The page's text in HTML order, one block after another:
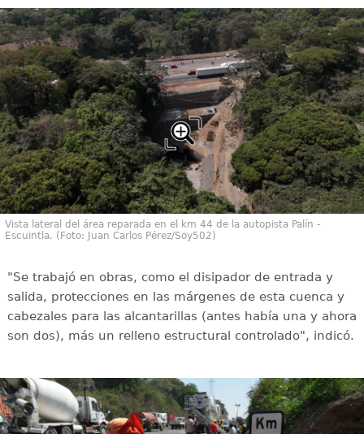
Vista lateral del área reparada en el km 44 de la autopista Palín -
Escuintla. (Foto: Juan Carlos Pérez/Soy502)
"Se trabajó en obras, como el disipador de entrada y
salida, protecciones en las márgenes de esta cuenca y
cabezales para las alcantarillas (antes había una y ahora
son dos), más un relleno estructural controlado", indicó.